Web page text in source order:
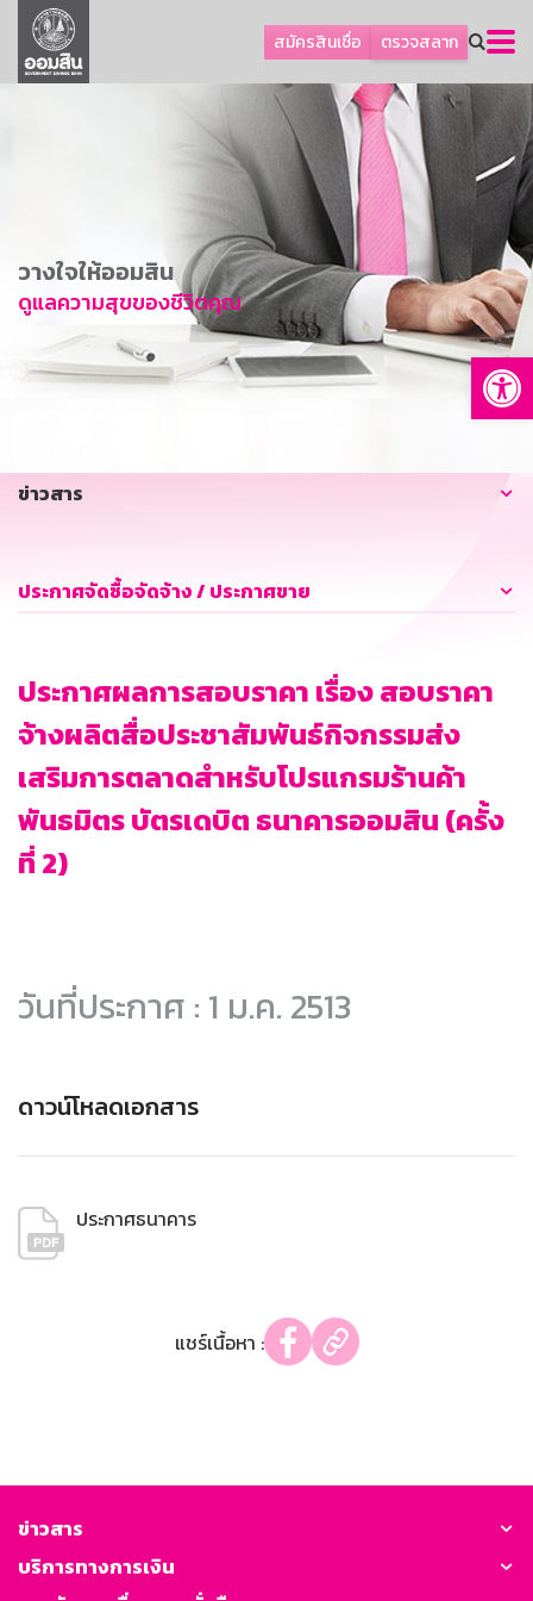
สมัครสินเชื่อ ตรวจสลาก
ลูกค้าธุรกิจ
ลูกค้าผู้ประกอบรายย่อย
การพัฒนาที่ยั่งยืน
ข่าวสาร
บริการทางการเงิน
อื่นๆ
วางใจให้ออมสิน
ดูแลความสุขของชีวิตคุณ
ข่าวสาร
ประกาศจัดซื้อจัดจ้าง / ประกาศขาย
ประกาศผลการสอบราคา เรื่อง สอบราคา
จ้างผลิตสื่อประชาสัมพันธ์กิจกรรมส่ง
เสริมการตลาดสำหรับโปรแกรมร้านค้า
พันธมิตร บัตรเดบิต ธนาคารออมสิน (ครั้ง
ที่ 2)
วันที่ประกาศ : 1 ม.ค. 2513
ดาวน์โหลดเอกสาร
ประกาศธนาคาร
แชร์เนื้อหา :
ข่าวสาร
บริการทางการเงิน